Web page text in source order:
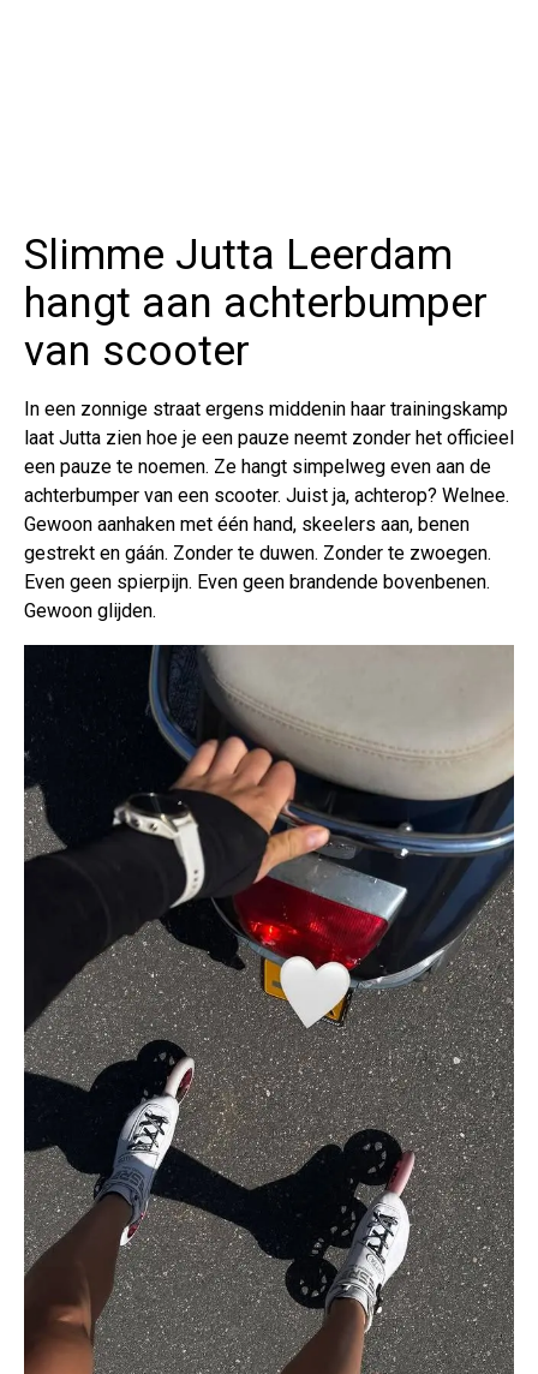
Slimme Jutta Leerdam
hangt aan achterbumper
van scooter
In een zonnige straat ergens middenin haar trainingskamp
laat Jutta zien hoe je een pauze neemt zonder het officieel
een pauze te noemen. Ze hangt simpelweg even aan de
achterbumper van een scooter. Juist ja, achterop? Welnee.
Gewoon aanhaken met één hand, skeelers aan, benen
gestrekt en gáán. Zonder te duwen. Zonder te zwoegen.
Even geen spierpijn. Even geen brandende bovenbenen.
Gewoon glijden.